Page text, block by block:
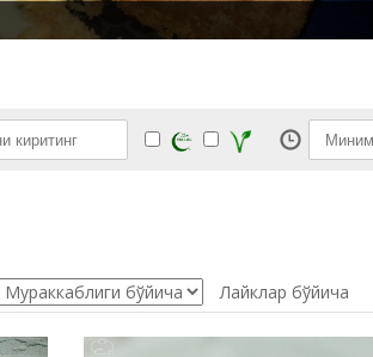
Лайклар бўйича